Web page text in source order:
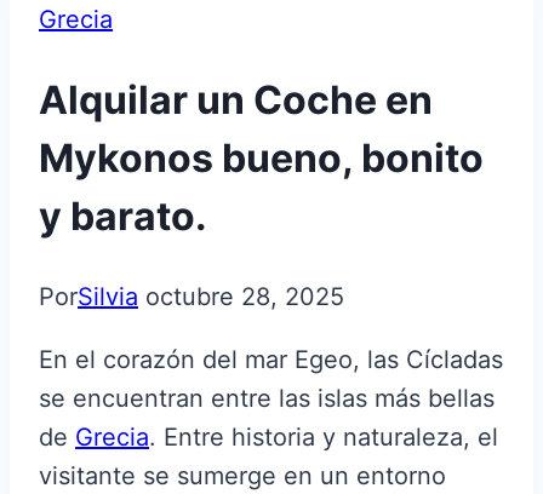
Grecia
Alquilar un Coche en
Mykonos bueno, bonito
y barato.
PorSilvia octubre 28, 2025
En el corazón del mar Egeo, las Cícladas
se encuentran entre las islas más bellas
de Grecia. Entre historia y naturaleza, el
visitante se sumerge en un entorno